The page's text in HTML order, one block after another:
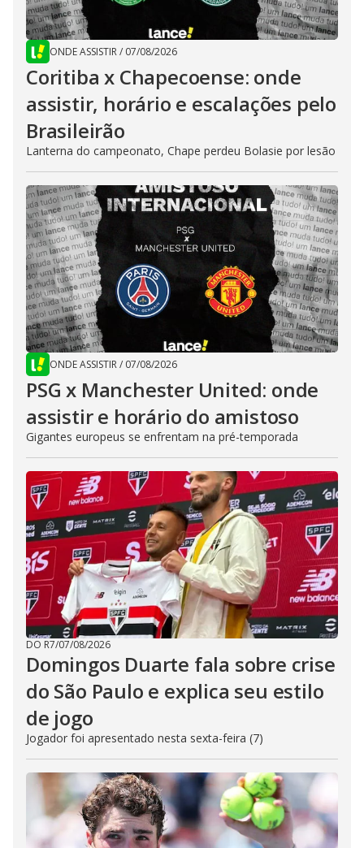
ONDE ASSISTIR/ 07/08/2026
Coritiba x Chapecoense: onde
assistir, horário e escalações pelo
Brasileirão
Lanterna do campeonato, Chape perdeu Bolasie por lesão
ONDE ASSISTIR/ 07/08/2026
PSG x Manchester United: onde
assistir e horário do amistoso
Gigantes europeus se enfrentam na pré-temporada
DO R7/07/08/2026
Domingos Duarte fala sobre crise
do São Paulo e explica seu estilo
de jogo
Jogador foi apresentado nesta sexta-feira (7)